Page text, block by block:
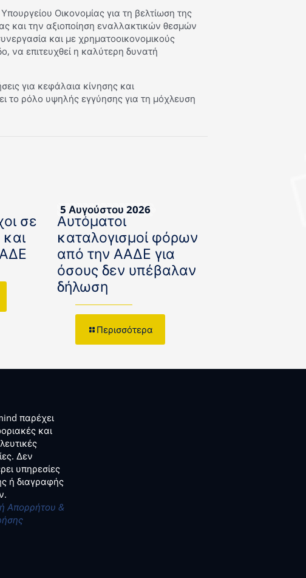
Οικονομίας για τη βελτίωση της
και την αξιοποίηση εναλλακτικών θεσμών
και με χρηματοοικονομικούς
να επιτευχθεί η καλύτερη δυνατή
για κεφάλαια κίνησης και
ρόλο υψηλής εγγύησης για τη μόχλευση
σε
5 Αυγούστου 2026
Αυτόματοι
καταλογισμοί φόρων
από την ΑΑΔΕ για
όσους δεν υπέβαλαν
δήλωση
Περισσότερα
παρέχει
και
Δεν
υπηρεσίες
ή διαγραφής
Απορρήτου &